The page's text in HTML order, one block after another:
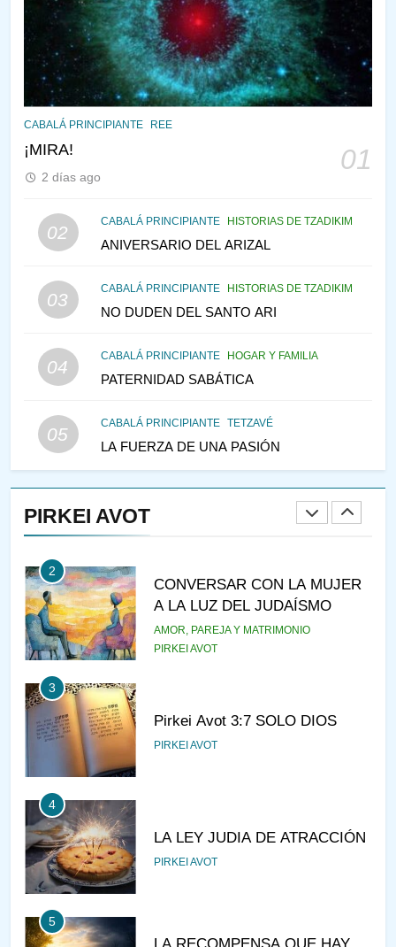
CABALÁ PRINCIPIANTE REE
¡MIRA! 01
2 días ago
02
CABALÁ PRINCIPIANTE HISTORIAS DE TZADIKIM
ANIVERSARIO DEL ARIZAL
03
CABALÁ PRINCIPIANTE HISTORIAS DE TZADIKIM
NO DUDEN DEL SANTO ARI
04
CABALÁ PRINCIPIANTE HOGAR Y FAMILIA
PATERNIDAD SABÁTICA
05
CABALÁ PRINCIPIANTE TETZAVÉ
LA FUERZA DE UNA PASIÓN
PIRKEI AVOT
¿QUIÉN ES SABIO? EL QUE
VE LO QUE VA A NACER
PENSAMIENTO JUDÍO PIRKEI AVOT
145
CABALÁ Y JASIDUT: EL
CONSEJO DE LOS PADRES
146
TEMPLO Y LA ALEGRÍA EN
VEAMOS ¿POR QUÉ
IEHOSHÚA? Y LA QUEJA DE
1
RAZI ¿QUIÉN ES SABIO?
2
CONVERSAR CON LA MUJER
A LA LUZ DEL JUDAÍSMO
AMOR, PAREJA Y MATRIMONIO
PIRKEI AVOT
3
Pirkei Avot 3:7 SOLO DIOS
PIRKEI AVOT
4
LA LEY JUDIA DE ATRACCIÓN
PIRKEI AVOT
5